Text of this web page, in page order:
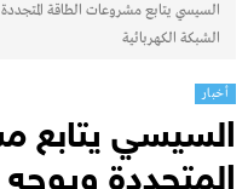
السيسي يتابع مشروعات الطاقة المتجددة
الشبكة الكهربائية
أخبار
السيسي يتابع